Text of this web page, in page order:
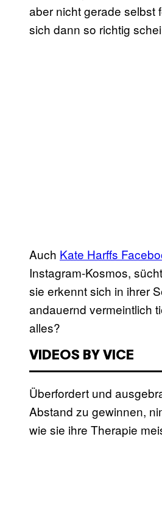
aber nicht gerade selbst
sich dann so richtig
Auch Kate Harffs
Instagram-Kosmos,
sie erkennt sich in ihrer
andauernd vermeintlich
alles?
VIDEOS BY VICE
Überfordert und
Abstand zu gewinnen,
wie sie ihre Therapie